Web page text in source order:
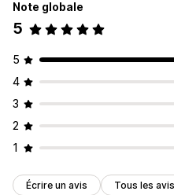
Note globale
5
5
4
3
2
1
Écrire un avis Tous les avis